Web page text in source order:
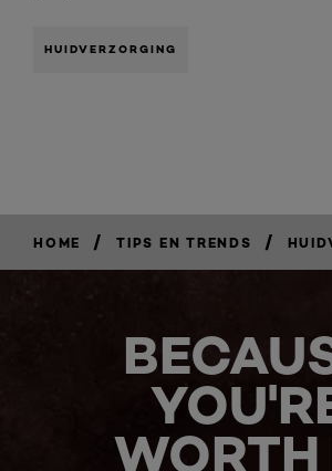
HUIDVERZORGING
HOME / TIPS EN TRENDS /